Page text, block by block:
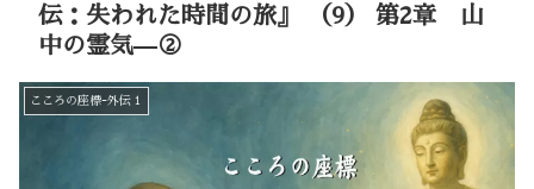
伝：失われた時間の旅』 （9） 第2章 山
中の霊気—②
こころの座標ｰ外伝１